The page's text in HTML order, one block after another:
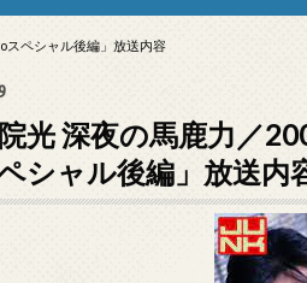
スペシャル後編」放送内容
院光 深夜の馬鹿力／
シャル後編」放送内